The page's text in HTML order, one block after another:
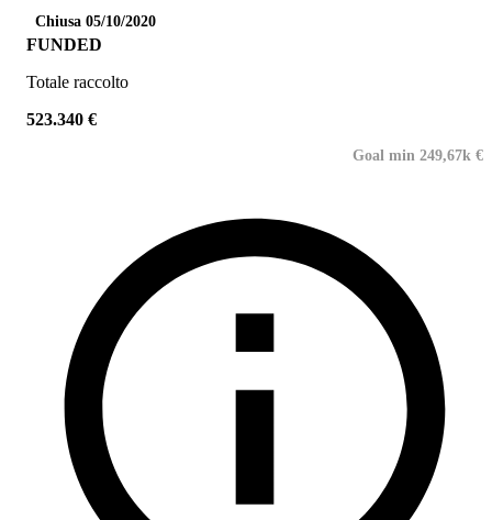
Chiusa 05/10/2020
FUNDED
Totale raccolto
523.340 €
Goal min 249,67k €